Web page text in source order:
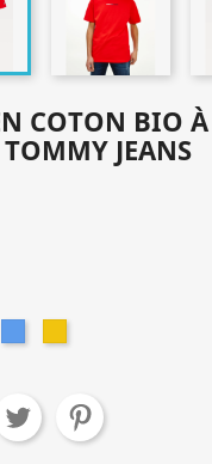
COTON BIO
JEANS